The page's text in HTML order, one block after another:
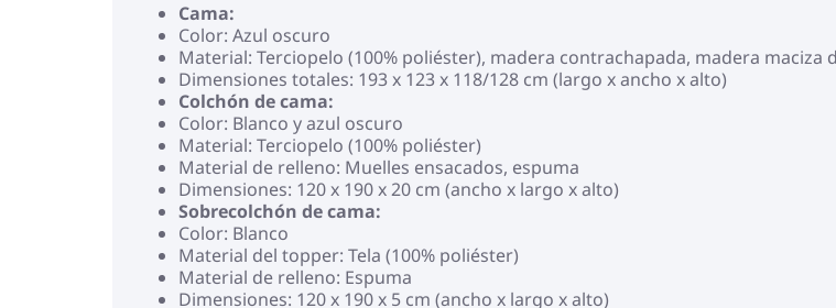
Cama:
Color: Azul oscuro
Material: Terciopelo (100% poliéster), madera contrachapada, madera maciza
Dimensiones totales: 193 x 123 x 118/128 cm (largo x ancho x alto)
Colchón de cama:
Color: Blanco y azul oscuro
Material: Terciopelo (100% poliéster)
Material de relleno: Muelles ensacados, espuma
Dimensiones: 120 x 190 x 20 cm (ancho x largo x alto)
Sobrecolchón de cama:
Color: Blanco
Material del topper: Tela (100% poliéster)
Material de relleno: Espuma
Dimensiones: 120 x 190 x 5 cm (ancho x largo x alto)